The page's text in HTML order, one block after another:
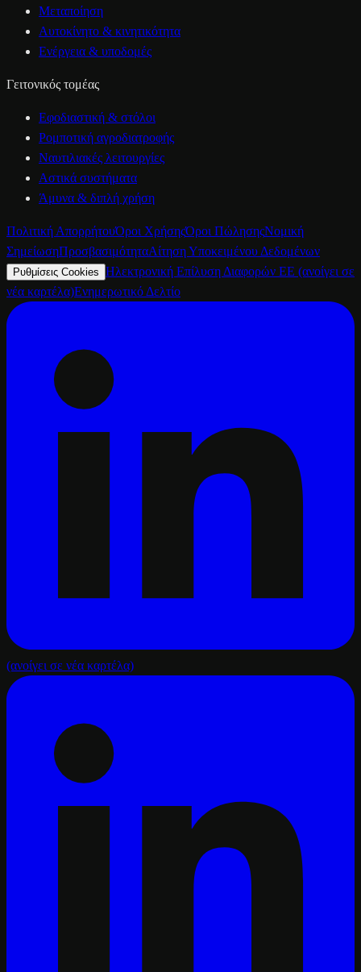
Μεταποίηση
Αυτοκίνητο & κινητικότητα
Ενέργεια & υποδομές
Γειτονικός τομέας
Εφοδιαστική & στόλοι
Ρομποτική αγροδιατροφής
Ναυτιλιακές λειτουργίες
Αστικά συστήματα
Άμυνα & διπλή χρήση
Πολιτική ΑπορρήτουΌροι ΧρήσηςΌροι ΠώλησηςΝομική
ΣημείωσηΠροσβασιμότηταΑίτηση Υποκειμένου Δεδομένων
Ρυθμίσεις Cookies Ηλεκτρονική Επίλυση Διαφορών ΕΕ (ανοίγει σε
νέα καρτέλα)Ενημερωτικό Δελτίο
(ανοίγει σε νέα καρτέλα)